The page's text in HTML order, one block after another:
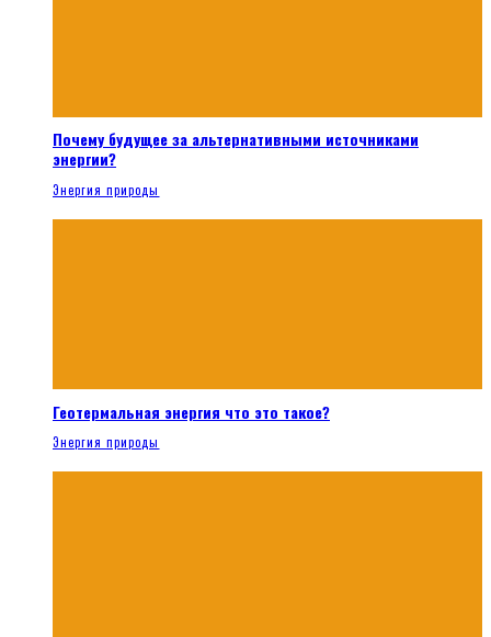
Почему будущее за альтернативными источниками
энергии?
Энергия природы
Геотермальная энергия что это такое?
Энергия природы